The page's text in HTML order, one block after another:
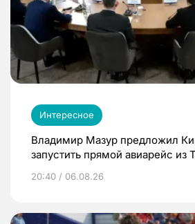
Интересное
Владимир Мазур предложил
запустить прямой авиарейс из
20:40 / 06.08.26